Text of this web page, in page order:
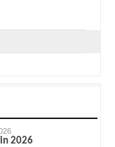
2026